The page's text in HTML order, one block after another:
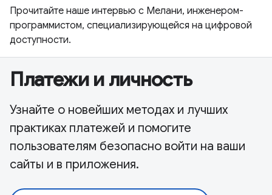
Прочитайте наше интервью с Мелани, инженером-
программистом, специализирующейся на цифровой
доступности.
Платежи и личность
Узнайте о новейших методах и лучших
практиках платежей и помогите
пользователям безопасно войти на ваши
сайты и в приложения.